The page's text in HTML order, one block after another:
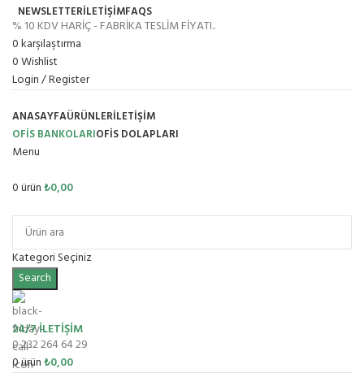
NEWSLETTERİLETİŞİMFAQS
% 10 KDV HARİÇ - FABRİKA TESLİM FİYATI..
0karşılaştırma
0Wishlist
Login / Register
ANASAYFAÜRÜNLERİLETIŞIM
OFİS BANKOLARIOFIS DOLAPLARI
Menu
0ürün₺0,00
Kategori Seçiniz
Search
24/7 İLETİŞİM
0 232 264 64 29
0ürün₺0,00